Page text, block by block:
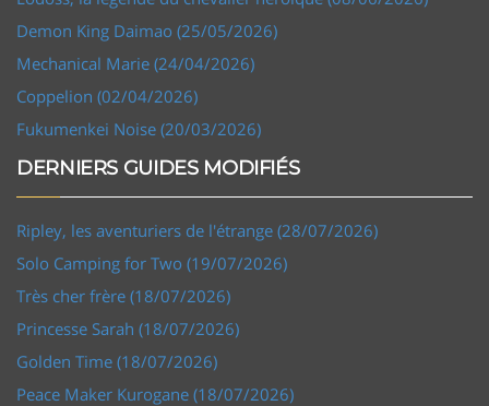
Demon King Daimao (25/05/2026)
Mechanical Marie (24/04/2026)
Coppelion (02/04/2026)
Fukumenkei Noise (20/03/2026)
DERNIERS GUIDES MODIFIÉS
Ripley, les aventuriers de l'étrange (28/07/2026)
Solo Camping for Two (19/07/2026)
Très cher frère (18/07/2026)
Princesse Sarah (18/07/2026)
Golden Time (18/07/2026)
Peace Maker Kurogane (18/07/2026)